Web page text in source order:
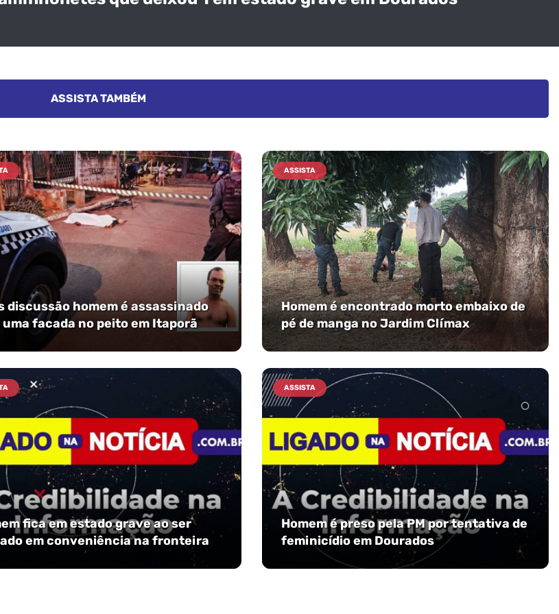
ASSISTA TAMBÉM
discussão homem é assassinado
uma facada no peito em Itaporã
ASSISTA
Homem é encontrado morto embaixo de
pé de manga no Jardim Clímax
fica em estado grave ao ser
em conveniência na fronteira
ASSISTA
Homem é preso pela PM por tentativa de
feminicídio em Dourados